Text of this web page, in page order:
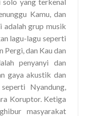
Kamu, dan
adalah grup musik
lagu-lagu seperti
Pergi, dan Kau dan
penyanyi dan
gaya akustik dan
Nyandung,
Koruptor. Ketiga
masyarakat